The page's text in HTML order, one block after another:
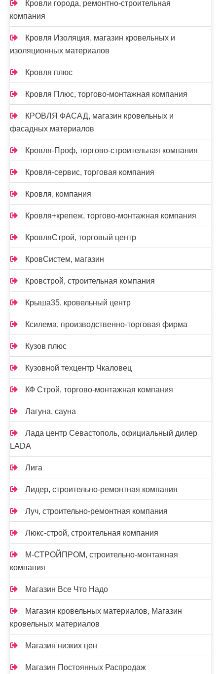
Кровли города, ремонтно-строительная
компания
Кровля Изоляция, магазин кровельных и
изоляционных материалов
Кровля плюс
Кровля Плюс, торгово-монтажная компания
КРОВЛЯ ФАСАД, магазин кровельных и
фасадных материалов
Кровля-Проф, торгово-строительная компания
Кровля-сервис, торговая компания
Кровля, компания
Кровля+крепеж, торгово-монтажная компания
КровляСтрой, торговый центр
КровСистем, магазин
Кровстрой, строительная компания
Крыша35, кровельный центр
Ксилема, производственно-торговая фирма
Кузов плюс
Кузовной техцентр Чкаловец
КФ Строй, торгово-монтажная компания
Лагуна, сауна
Лада центр Севастополь, официальный дилер
LADA
Лига
Лидер, строительно-ремонтная компания
Луч, строительно-ремонтная компания
Люкс-строй, строительная компания
М-СТРОЙПРОМ, строительно-монтажная
компания
Магазин Все Что Надо
Магазин кровельных материалов, Магазин
кровельных материалов
Магазин низких цен
Магазин Постоянных Распродаж